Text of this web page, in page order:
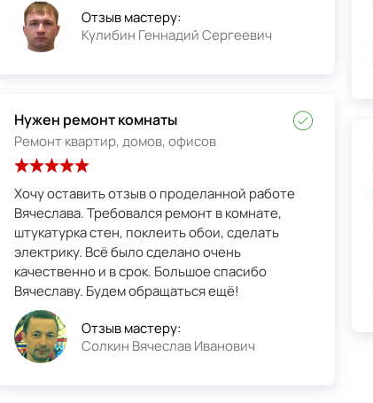
Отзыв мастеру:
Кулибин Геннадий Сергеевич
Нужен ремонт комнаты
Ремонт квартир, домов, офисов
Хочу оставить отзыв о проделанной работе
Вячеслава. Требовался ремонт в комнате,
штукатурка стен, поклеить обои, сделать
электрику. Всё было сделано очень
качественно и в срок. Большое спасибо
Вячеславу. Будем обращаться ещё!
Отзыв мастеру:
Солкин Вячеслав Иванович